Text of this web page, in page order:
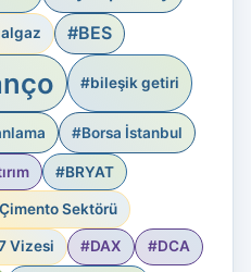
#BES
#bileşik getiri
#Borsa İstanbul
#BRYAT
Sektörü
Vizesi #DAX #DCA